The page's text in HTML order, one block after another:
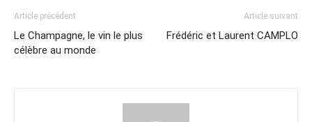
Article précédent
Le Champagne, le vin le plus
célèbre au monde
Article suivant
Frédéric et Laurent CAMPLO